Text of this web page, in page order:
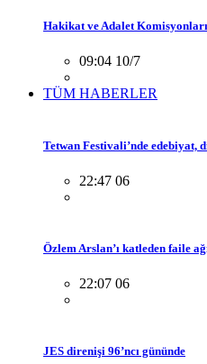
Hakikat ve Adalet Komisyonları
09:04 10/7
TÜM HABERLER
Tetwan Festivali’nde edebiyat,
22:47 06
Özlem Arslan’ı katleden faile
22:07 06
JES direnişi 96’ncı gününde